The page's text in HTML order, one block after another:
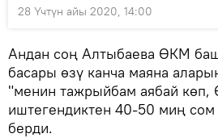
28 Үчтүн айы 2020, 14:00
Андан соң Алтыбаева ӨКМ
басары өзү канча маяна
"менин тажрыйбам аябай
иштегендиктен 40-50 миң
берди.